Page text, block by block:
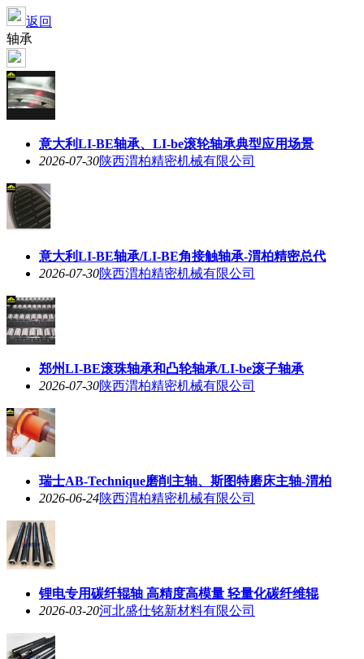
返回
轴承
意大利LI-BE轴承、LI-be滚轮轴承典型应用场景
2026-07-30陕西渭柏精密机械有限公司
意大利LI-BE轴承/LI-BE角接触轴承-渭柏精密总代
2026-07-30陕西渭柏精密机械有限公司
郑州LI-BE滚珠轴承和凸轮轴承/LI-be滚子轴承
2026-07-30陕西渭柏精密机械有限公司
瑞士AB-Technique磨削主轴、斯图特磨床主轴-渭柏
2026-06-24陕西渭柏精密机械有限公司
锂电专用碳纤辊轴 高精度高模量 轻量化碳纤维辊
2026-03-20河北盛仕铭新材料有限公司